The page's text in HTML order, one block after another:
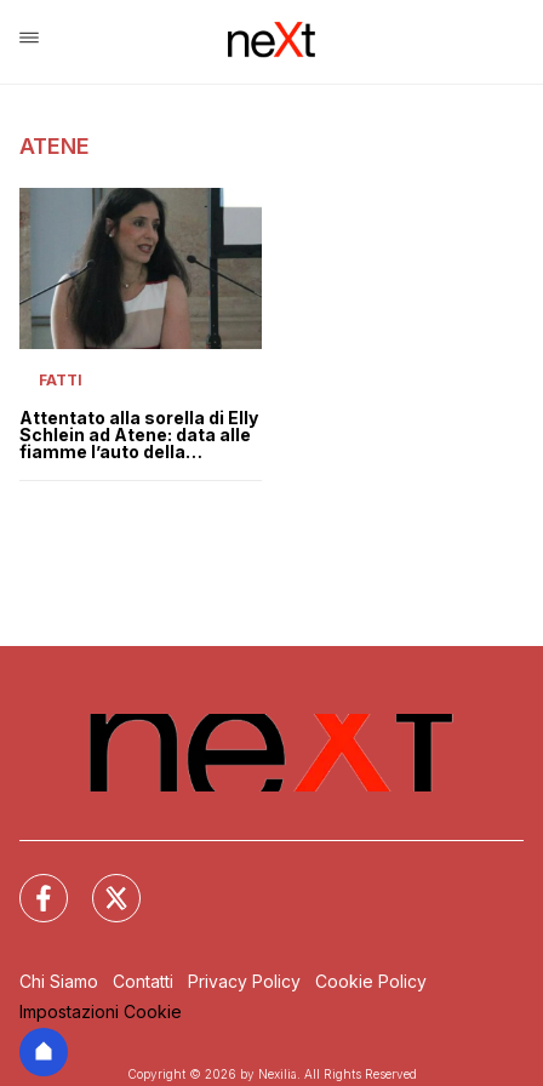
ATENE
FATTI
Attentato alla sorella di Elly
Schlein ad Atene: data alle
fiamme l’auto della
Chi Siamo Contatti Privacy Policy
Cookie Policy
Impostazioni Cookie
Copyright © 2026 by Nexilia. All Rights Reserved